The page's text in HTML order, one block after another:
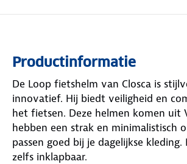
Productinformatie
De Loop fietshelm van Closca is
innovatief. Hij biedt veiligheid en
het fietsen. Deze helmen komen uit
hebben een strak en minimalistisch
passen goed bij je dagelijkse kleding.
zelfs inklapbaar.